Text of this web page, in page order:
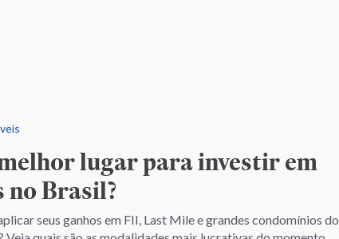
lugar para investir em
no Brasil?
seus ganhos em FII, Last Mile e grandes condomínios do